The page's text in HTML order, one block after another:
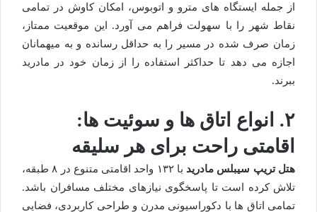
از جمله ایستگاه های مترو و اتوبوس، امکان کاوش در تمامی
نقاط شهر را با سهولت فراهم می آورد. این موقعیت ممتاز،
زمان صرف شده در مسیر را به حداقل رسانده و به میهمانان
اجازه می دهد تا حداکثر استفاده را از زمان خود در مادرید
ببرند.
۲. انواع اتاق ها و سوئیت ها:
اقامتی راحت برای هر سلیقه
هتل تریپ سیبلس مادرید
با ۱۳۲ واحد اقامتی متنوع در ۸ طبقه،
تلاش کرده است تا پاسخگوی نیازهای مختلف مسافران باشد.
تمامی اتاق ها با دکوراسیونی مدرن و طراحی کاربردی، فضایی